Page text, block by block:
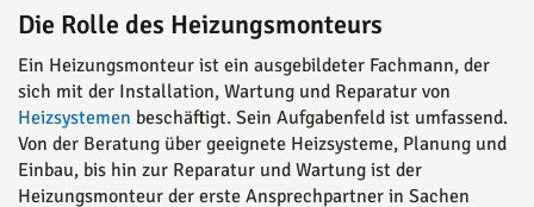
Die Rolle des Heizungsmonteurs
Ein Heizungsmonteur ist ein ausgebildeter Fachmann, der
sich mit der Installation, Wartung und Reparatur von
Heizsystemen beschäftigt. Sein Aufgabenfeld ist umfassend.
Von der Beratung über geeignete Heizsysteme, Planung und
Einbau, bis hin zur Reparatur und Wartung ist der
Heizungsmonteur der erste Ansprechpartner in Sachen